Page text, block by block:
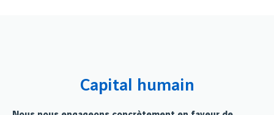
Capital humain